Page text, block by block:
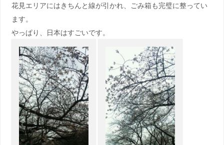
花見エリアにはきちんと線が引かれ、ごみ箱も完璧に整ってい
ます。
やっぱり、日本はすごいです。